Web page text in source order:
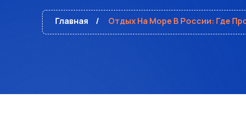
Главная Отдых На Море В России: Где